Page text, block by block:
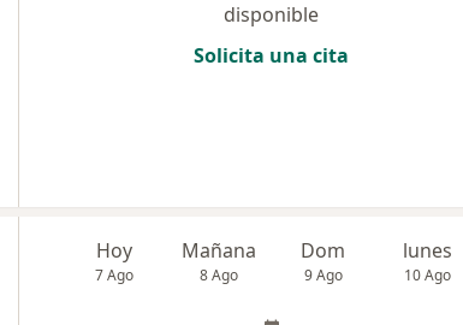
disponible
Solicita una cita
Hoy
7 Ago
Mañana
8 Ago
Dom
9 Ago
lunes
10 Ago